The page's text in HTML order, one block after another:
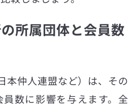
所属団体と会員数
本仲人連盟など）は、その
数に影響を与えます。全